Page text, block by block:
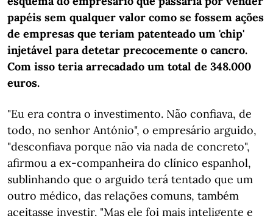
papéis sem qualquer valor como se fossem ações
de empresas que teriam patenteado um 'chip'
injetável para detetar precocemente o cancro.
Com isso teria arrecadado um total de 348.000
euros.
"Eu era contra o investimento. Não confiava, de
todo, no senhor António", o empresário arguido,
"desconfiava porque não via nada de concreto",
afirmou a ex-companheira do clínico espanhol,
sublinhando que o arguido terá tentado que um
outro médico, das relações comuns, também
aceitasse investir. "Mas ele foi mais inteligente e